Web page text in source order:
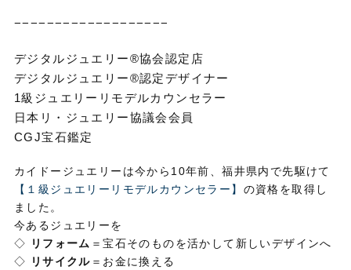
−−−−−−−−−−−−−−−−−−−
デジタルジュエリー®協会認定店
デジタルジュエリー®認定デザイナー
1級ジュエリーリモデルカウンセラー
日本リ・ジュエリー協議会会員
CGJ宝石鑑定
カイドージュエリーは今から10年前、福井県内で先駆けて
【１級ジュエリーリモデルカウンセラー】 の資格を取得し
ました。
今あるジュエリーを
◇
リフォーム ＝宝石そのものを活かして新しいデザインへ
◇
リサイクル ＝お金に換える